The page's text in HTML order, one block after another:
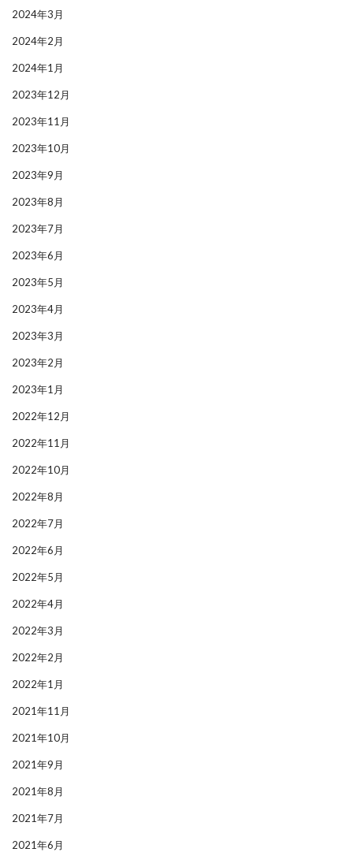
2024年3月
2024年2月
2024年1月
2023年12月
2023年11月
2023年10月
2023年9月
2023年8月
2023年7月
2023年6月
2023年5月
2023年4月
2023年3月
2023年2月
2023年1月
2022年12月
2022年11月
2022年10月
2022年8月
2022年7月
2022年6月
2022年5月
2022年4月
2022年3月
2022年2月
2022年1月
2021年11月
2021年10月
2021年9月
2021年8月
2021年7月
2021年6月